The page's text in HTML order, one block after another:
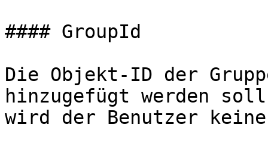
#### GroupId
Die Objekt-ID der
hinzugefügt werden
wird der Benutzer